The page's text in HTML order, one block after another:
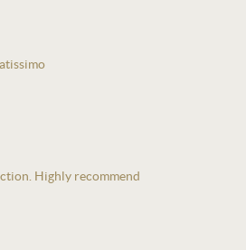
Highly recommend